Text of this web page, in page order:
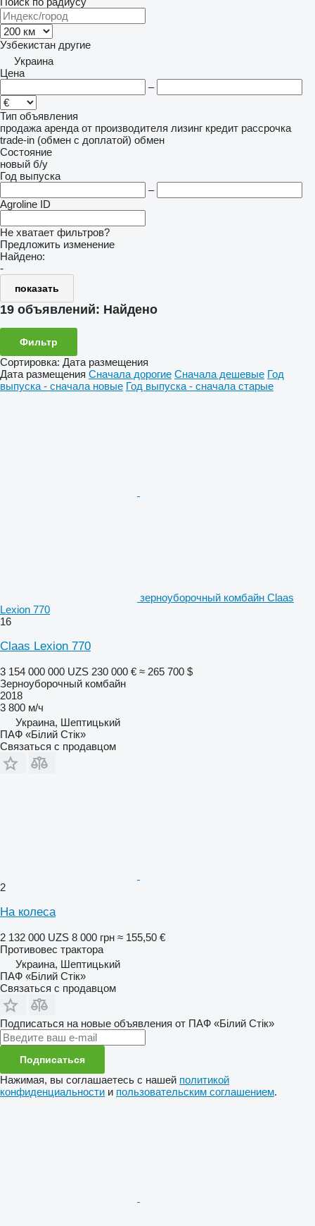
Узбекистан другие
Украина
Цена
–
Тип объявления
продажа аренда от производителя лизинг кредит рассрочка
trade-in (обмен с доплатой) обмен
Состояние
новый б/у
Год выпуска
–
Agroline ID
Не хватает фильтров?
Предложить изменение
Найдено:
-
показать
19 объявлений: Найдено
Фильтр
Сортировка: Дата размещения
Дата размещения Сначала дорогие Сначала дешевые Год
выпуска - сначала новые Год выпуска - сначала старые
зерноуборочный комбайн Claas
Lexion 770
16
Claas Lexion 770
3 154 000 000 UZS 230 000 € ≈ 265 700 $
Зерноуборочный комбайн
2018
3 800 м/ч
Украина, Шептицький
ПАФ «Білий Стік»
Связаться с продавцом
2
На колеса
2 132 000 UZS 8 000 грн ≈ 155,50 €
Противовес трактора
Украина, Шептицький
ПАФ «Білий Стік»
Связаться с продавцом
Подписаться на новые объявления от ПАФ «Білий Стік»
Подписаться
Нажимая, вы соглашаетесь с нашей политикой
конфиденциальности и пользовательским соглашением.